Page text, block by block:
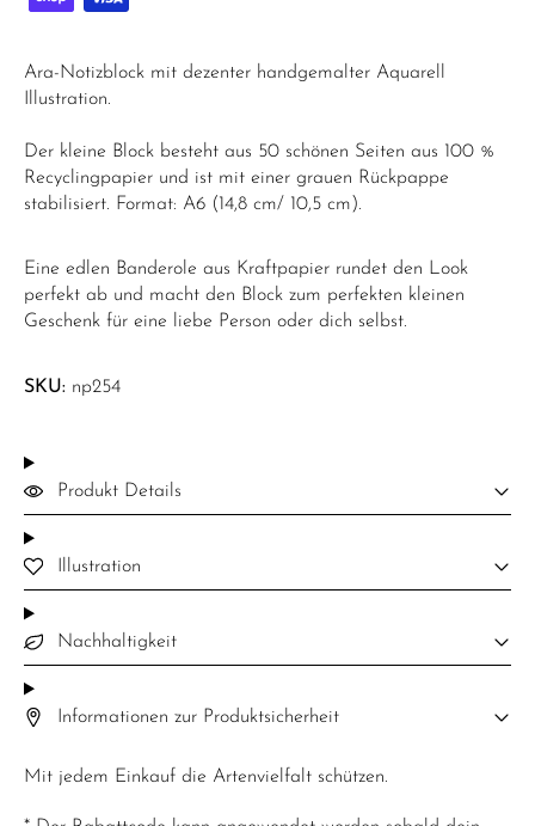
Ara-Notizblock mit dezenter handgemalter Aquarell
Illustration.
Der kleine Block besteht aus 50 schönen Seiten aus 100 %
Recyclingpapier und ist mit einer grauen Rückpappe
stabilisiert. Format: A6 (14,8 cm/ 10,5 cm).
Eine edlen Banderole aus Kraftpapier rundet den Look
perfekt ab und macht den Block zum perfekten kleinen
Geschenk für eine liebe Person oder dich selbst.
SKU: np254
Produkt Details
Illustration
Nachhaltigkeit
Informationen zur Produktsicherheit
Mit jedem Einkauf die Artenvielfalt schützen.